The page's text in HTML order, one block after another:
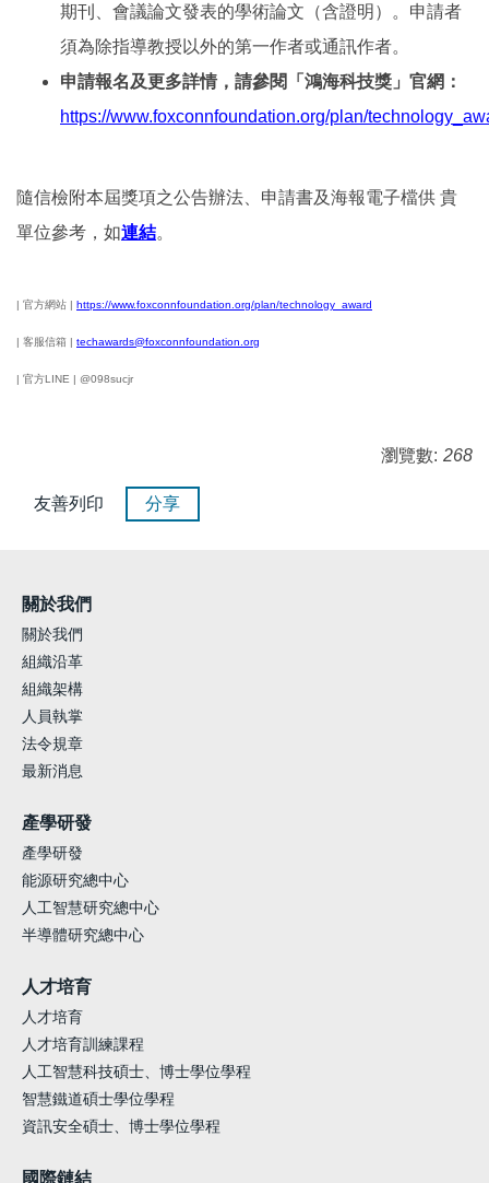
期刊、會議論文發表的學術論文（含證明）。申請者
須為除指導教授以外的第一作者或通訊作者。
申請報名及更多詳情，請參閱「鴻海科技獎」官網：
https://www.foxconnfoundation.org/plan/
隨信檢附本屆獎項之公告辦法、申請書及海報電子檔供 貴
單位參考，如連結。
| 官方網站 | https://www.foxconnfoundation.org/plan/technology_award
| 客服信箱 | techawards@foxconnfoundation.org
| 官方LINE | @098sucjr
瀏覽數: 268
友善列印 分享
關於我們
關於我們
組織沿革
組織架構
人員執掌
法令規章
最新消息
產學研發
產學研發
能源研究總中心
人工智慧研究總中心
半導體研究總中心
人才培育
人才培育
人才培育訓練課程
人工智慧科技碩士、博士學位學程
智慧鐵道碩士學位學程
資訊安全碩士、博士學位學程
國際鏈結